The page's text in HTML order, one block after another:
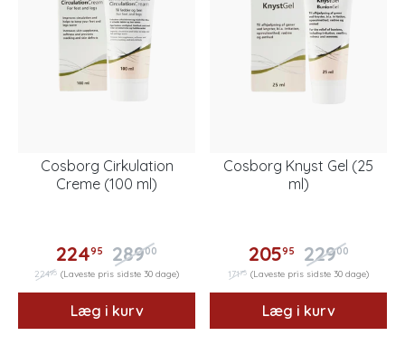
Cosborg Cirkulation
Creme (100 ml)
22495 28900
22495 (Laveste pris sidste 30 dage)
Læg i kurv
Cosborg Knyst Gel (25
ml)
20595 22900
17175 (Laveste pris sidste 30 dage)
Læg i kurv